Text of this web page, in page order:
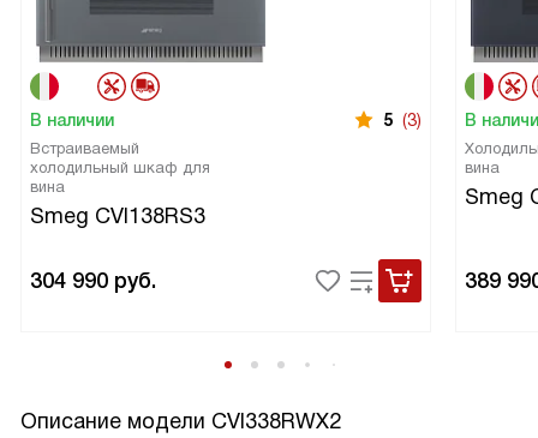
В наличии 5 (3)
Встраиваемый
холодильный шкаф для
вина
Smeg CVI138RS3
304 990 руб.
В
вина
Smeg
389
Описание модели CVI338RWX2